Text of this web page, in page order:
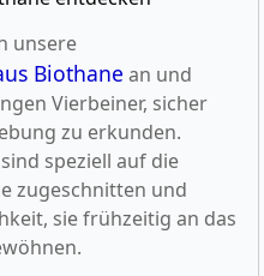
unsere
Biothane an und
Vierbeiner, sicher
zu erkunden.
speziell auf die
zugeschnitten und
sie frühzeitig an das